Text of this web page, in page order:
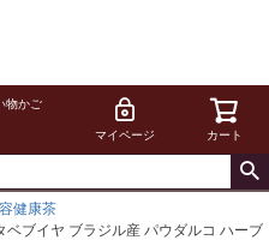
物かご
マイページ カート
健康茶
ブイヤ ブラジル産 パウダルコ ハーブ